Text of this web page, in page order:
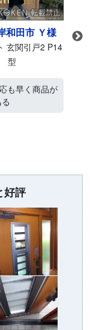
和田市 Ｙ様
玄関引戸2 P14
型
も早く商品が
好評